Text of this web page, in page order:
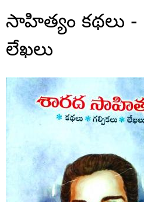
సాహిత్యం కథలు -
లేఖలు